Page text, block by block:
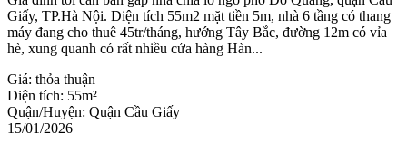
Giấy, TP.Hà Nội. Diện tích 55m2 mặt tiền 5m, nhà 6 tầng có thang
máy đang cho thuê 45tr/tháng, hướng Tây Bắc, đường 12m có vỉa
hè, xung quanh có rất nhiều cửa hàng Hàn...
Giá: thỏa thuận
Diện tích: 55m²
Quận/Huyện: Quận Cầu Giấy
15/01/2026